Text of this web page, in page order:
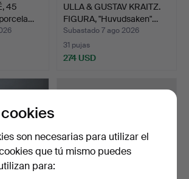
45
ULLA & GUSTAV KRAITZ.
FIGURA, "Huvudsaken"…
Subastado 7 ago 2026
31 pujas
274 USD
son necesarias para utilizar el
que tú mismo puedes
para: